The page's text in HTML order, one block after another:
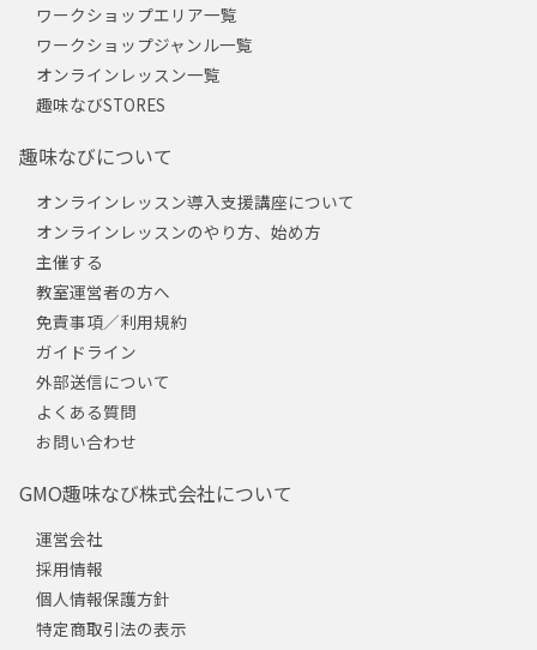
ワークショップエリア一覧
ワークショップジャンル一覧
オンラインレッスン一覧
趣味なびSTORES
趣味なびについて
オンラインレッスン導入支援講座について
オンラインレッスンのやり方、始め方
主催する
教室運営者の方へ
免責事項／利用規約
ガイドライン
外部送信について
よくある質問
お問い合わせ
GMO趣味なび株式会社について
運営会社
採用情報
個人情報保護方針
特定商取引法の表示